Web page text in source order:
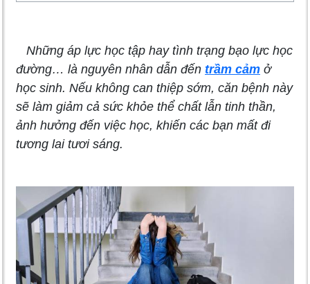
Những áp lực học tập hay tình trạng bạo lực học
đường… là nguyên nhân dẫn đến trầm cảm ở
học sinh. Nếu không can thiệp sớm, căn bệnh này
sẽ làm giảm cả sức khỏe thể chất lẫn tinh thần,
ảnh hưởng đến việc học, khiến các bạn mất đi
tương lai tươi sáng.